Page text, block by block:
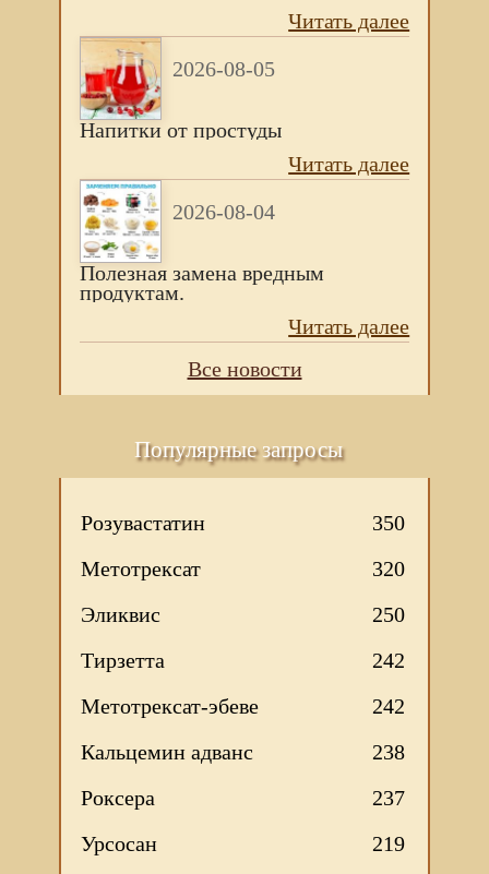
Читать далее
2026-08-05
Напитки от простуды
Читать далее
2026-08-04
Полезная замена вредным
продуктам.
Читать далее
Все новости
Популярные запросы
Розувастатин
350
Метотрексат
320
Эликвис
250
Тирзетта
242
Метотрексат-эбеве
242
Кальцемин адванс
238
Роксера
237
Урсосан
219